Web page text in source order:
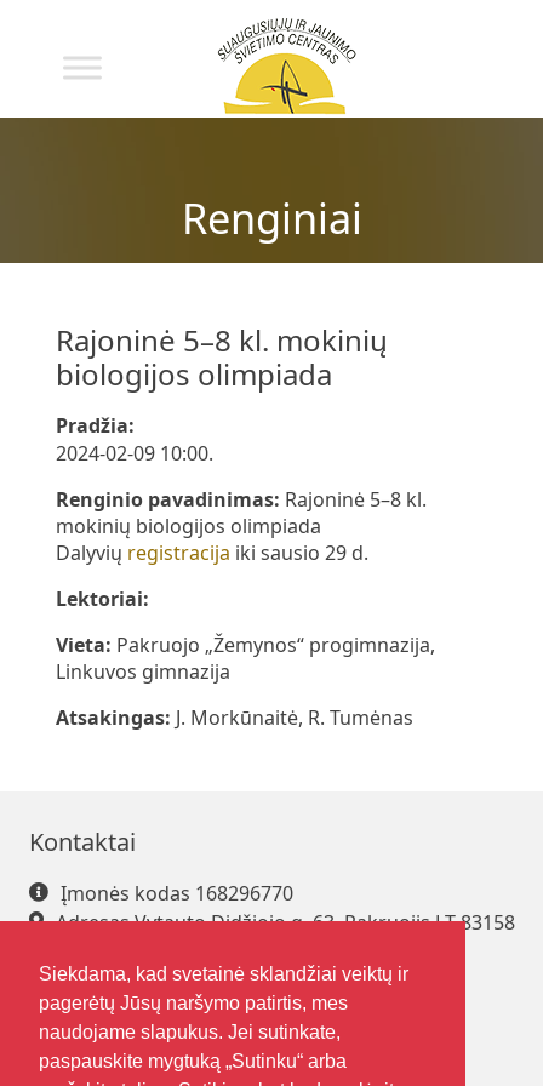
Renginiai
Rajoninė 5–8 kl. mokinių
biologijos olimpiada
Pradžia:
2024-02-09 10:00.
Renginio pavadinimas: Rajoninė 5–8 kl.
mokinių biologijos olimpiada
Dalyvių registracija iki sausio 29 d.
Lektoriai:
Vieta: Pakruojo „Žemynos“ progimnazija,
Linkuvos gimnazija
Atsakingas: J. Morkūnaitė, R. Tumėnas
Kontaktai
Įmonės kodas 168296770
Adresas Vytauto Didžiojo g. 63, Pakruojis LT-83158
El. paštaspakrsjc@gmail.com
Siekdama, kad svetainė sklandžiai veiktų ir
pagerėtų Jūsų naršymo patirtis, mes
naudojame slapukus. Jei sutinkate,
paspauskite mygtuką „Sutinku“ arba